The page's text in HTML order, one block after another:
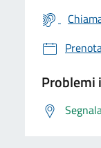
Problemi